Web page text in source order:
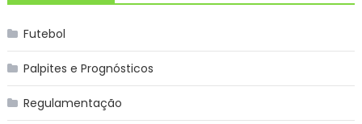
Futebol
Palpites e Prognósticos
Regulamentação